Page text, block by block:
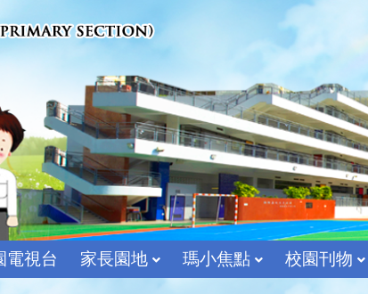
電視台 家長園地 瑪小焦點 校園刊物